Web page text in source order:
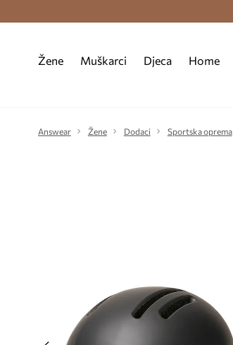
Žene Muškarci Djeca Home
Answear Žene Dodaci Sportska oprema